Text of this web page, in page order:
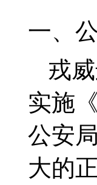
一、
戎威
实施
公安
大的